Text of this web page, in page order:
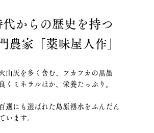
代からの歴史を持つ
農家「薬味屋人作」
山灰を多く含む、フカフカの黒墨
くミネラルほか、栄養たっぷり。
選にも選ばれた島原湧水をふんだん
います。